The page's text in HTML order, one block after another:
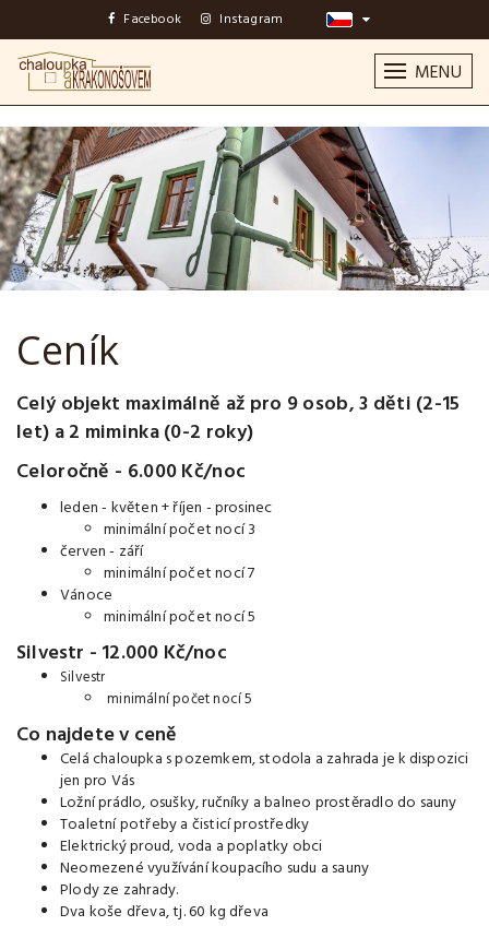
Facebook Instagram
MENU
Ceník
Celý objekt maximálně až pro 9 osob, 3 děti (2-15
let) a 2 miminka (0-2 roky)
Celoročně - 6.000 Kč/noc
leden - květen + říjen - prosinec
minimální počet nocí 3
červen - září
minimální počet nocí 7
Vánoce
minimální počet nocí 5
Silvestr - 12.000 Kč/noc
Silvestr
minimální počet nocí 5
Co najdete v ceně
Celá chaloupka s pozemkem, stodola a zahrada je k dispozici
jen pro Vás
Ložní prádlo, osušky, ručníky a balneo prostěradlo do sauny
Toaletní potřeby a čisticí prostředky
Elektrický proud, voda a poplatky obci
Neomezené využívání koupacího sudu a sauny
Plody ze zahrady.
Dva koše dřeva, tj. 60 kg dřeva